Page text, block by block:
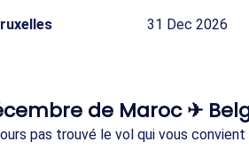
31 Dec 2026
de Maroc ✈
pas trouvé le vol qui vous